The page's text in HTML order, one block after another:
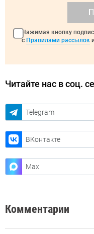
Нажимая кнопку
с Правилами рассылок и
Читайте нас в соц.
Telegram
ВКонтакте
Max
Комментарии